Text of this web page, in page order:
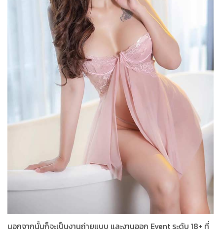
นอกจากนั้นก็จะเป็นงานถ่ายแบบ และงานออก Event ระดับ 18+ ที่